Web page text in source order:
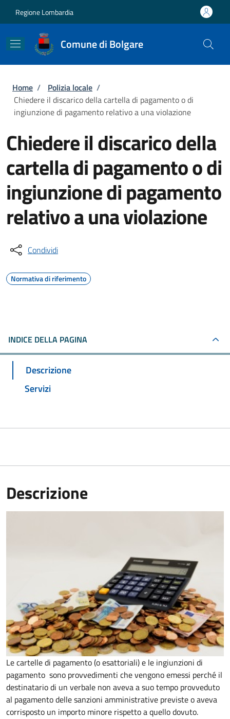
Regione Lombardia
Comune di Bolgare
Briciole di pane
Home / Polizia locale /
Chiedere il discarico della cartella di pagamento o di
ingiunzione di pagamento relativo a una violazione
Chiedere il discarico della
cartella di pagamento o di
ingiunzione di pagamento
relativo a una violazione
Condividi
Normativa di riferimento
INDICE DELLA PAGINA
Descrizione
Servizi
Descrizione
Le cartelle di pagamento (o esattoriali) e le ingiunzioni di
pagamento sono provvedimenti che vengono emessi perché il
destinatario di un verbale non aveva a suo tempo provveduto
al pagamento delle sanzioni amministrative previste o aveva
corrisposto un importo minore rispetto a quello dovuto.